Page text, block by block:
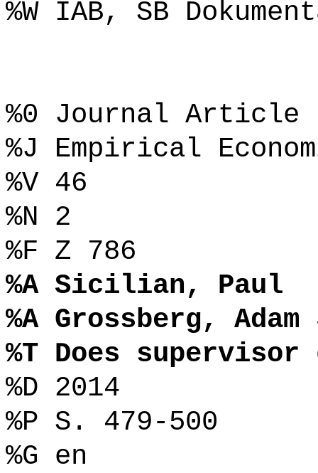
%W IAB, SB
%0 Journal Article
%J Empirical
%V 46
%N 2
%F Z 786
%A Sicilian, Paul
%A Grossberg,
%T Does
%D 2014
%P S. 479-500
%G en